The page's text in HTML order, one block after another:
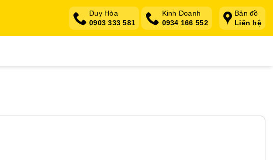
Duy Hòa
0903 333 581
Kinh Doanh
0934 166 552
Bản đồ
Liên hệ